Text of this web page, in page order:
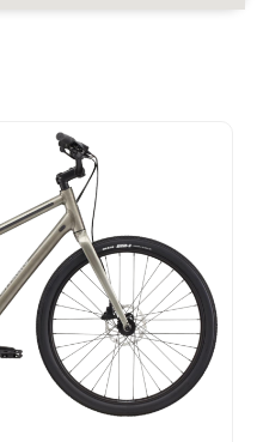
Ursprünglicher
Preis
war:
CHF 1'199
ist:
CHF